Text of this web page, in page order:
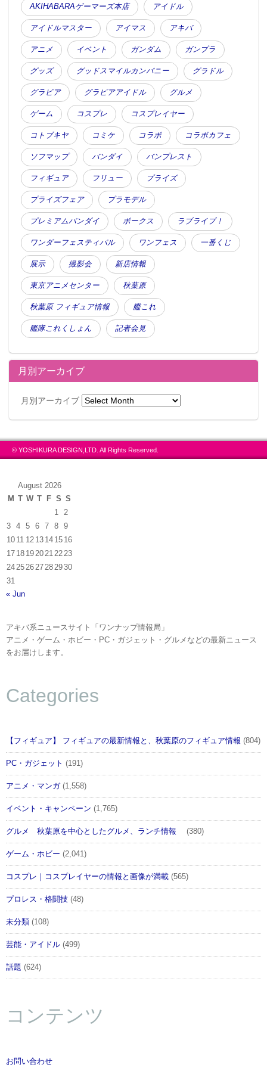
AKIHABARAゲーマーズ本店 アイドル
アイドルマスター アイマス アキバ
アニメ イベント ガンダム ガンプラ
グッズ グッドスマイルカンパニー グラドル
グラビア グラビアアイドル グルメ
ゲーム コスプレ コスプレイヤー
コトブキヤ コミケ コラボ コラボカフェ
ソフマップ バンダイ バンプレスト
フィギュア フリュー プライズ
プライズフェア プラモデル
プレミアムバンダイ ボークス ラブライブ！
ワンダーフェスティバル ワンフェス 一番くじ
展示 撮影会 新店情報
東京アニメセンター 秋葉原
秋葉原 フィギュア情報 艦これ
艦隊これくしょん 記者会見
月別アーカイブ
月別アーカイブ
© YOSHIKURA DESIGN,LTD. All Rights Reserved.
August 2026
M T W T F S S
1
2
3
4 5 6 7 8
9
10 11 12 13 14 15 16
17 18 19 20 21 22 23
24 25 26 27 28 2930
31
« Jun
アキバ系ニュースサイト「ワンナップ情報局」
アニメ・ゲーム・ホビー・PC・ガジェット・グルメなどの最新ニュース
をお届けします。
Categories
【フィギュア】 フィギュアの最新情報と、秋葉原のフィギュア情報 (804)
PC・ガジェット (191)
アニメ・マンガ(1,558)
イベント・キャンペーン (1,765)
グルメ 秋葉原を中心としたグルメ、ランチ情報 (380)
ゲーム・ホビー (2,041)
コスプレ｜コスプレイヤーの情報と画像が満載 (565)
プロレス・格闘技 (48)
未分類 (108)
芸能・アイドル (499)
話題 (624)
コンテンツ
お問い合わせ